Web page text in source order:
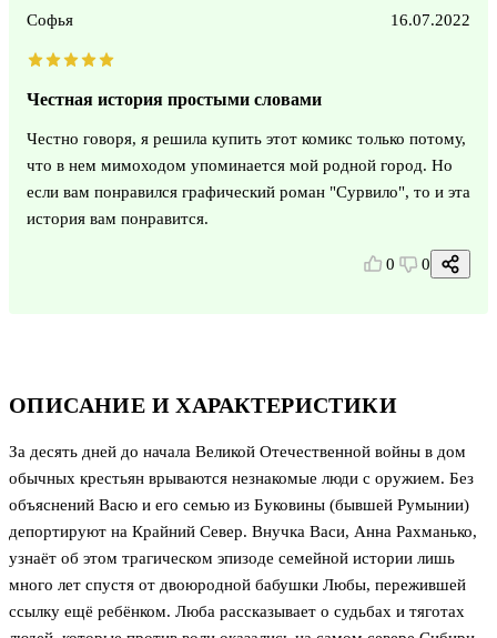
ОПИСАНИЕ И ХАРАКТЕРИСТИКИ
За десять дней до начала Великой Отечественной войны в дом
обычных крестьян врываются незнакомые люди с оружием. Без
объяснений Васю и его семью из Буковины (бывшей Румынии)
депортируют на Крайний Север. Внучка Васи, Анна Рахманько,
узнаёт об этом трагическом эпизоде семейной истории лишь
много лет спустя от двоюродной бабушки Любы, пережившей
ссылку ещё ребёнком. Люба рассказывает о судьбах и тяготах
Софья 16.07.2022
Честная история простыми словами
Честно говоря, я решила купить этот комикс только потому,
что в нем мимоходом упоминается мой родной город. Но
если вам понравился графический роман "Сурвило", то и эта
история вам понравится.
0 0